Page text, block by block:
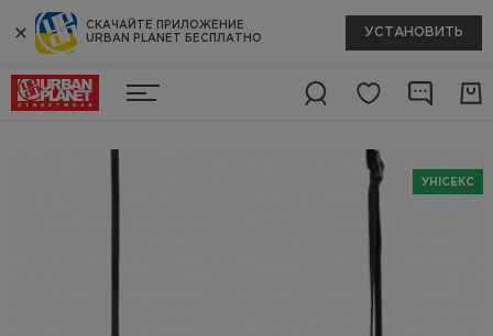
СКАЧАЙТЕ ПРИЛОЖЕНИЕ
URBAN PLANET БЕСПЛАТНО
УСТАНОВИТЬ
УНІСЕКС